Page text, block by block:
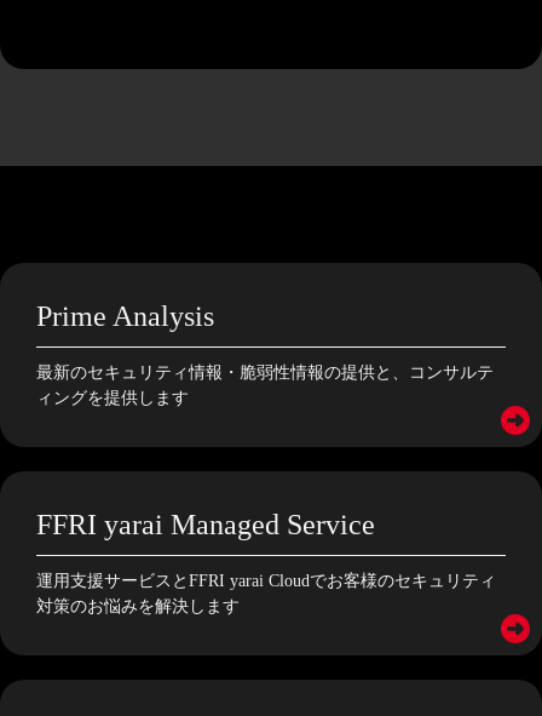
Prime Analysis
最新のセキュリティ情報・脆弱性情報の提供と、コンサルテ
ィングを提供します
FFRI yarai Managed Service
運用支援サービスとFFRI yarai Cloudでお客様のセキュリティ
対策のお悩みを解決します